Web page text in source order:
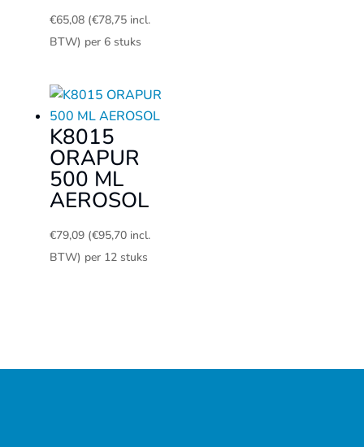
€65,08 (€78,75incl.
BTW) per 6 stuks
K8015
ORAPUR
500 ML
AEROSOL
€79,09 (€95,70incl.
BTW) per 12 stuks